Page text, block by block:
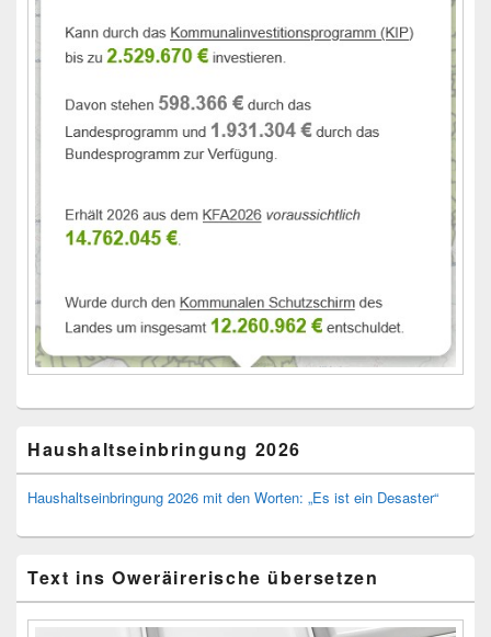
Haushaltseinbringung 2026
Haushaltseinbringung 2026 mit den Worten: „Es ist ein Desaster“
Text ins Oweräirerische übersetzen